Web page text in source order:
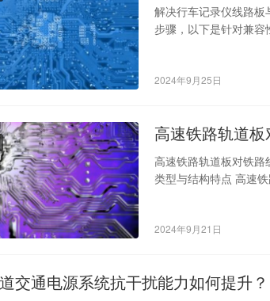
解决行车记录仪线路
步骤，以下是针对兼
2024年9月25日
高速铁路轨道
高速铁路轨道板对铁
类型与结构特点 高速
2024年9月21日
交通电源系统抗干扰能力如何提升？